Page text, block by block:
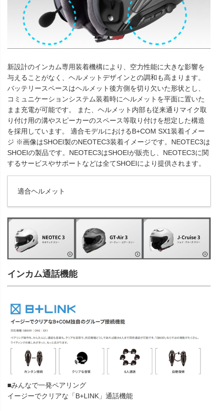
新設計のインカム専用装着機構により、空力性能に大きな影響を
与えることがなく、ヘルメットデザインとの調和も高まります。
バッテリースペースはヘルメット後方側を切り欠いた形状とし、
コミュニケーションシステム装着時にヘルメットを平面に置いた
まま充電が可能です。 また、ヘルメット内部も従来通りマイク取
り付け用の溝やスピーカーのスペース等取り付けを想定した構造
を採用しています。 適合モデルにおけるB+COM SX1装着イメー
ジ ※画像はSHOEI製のNEOTEC3装着イメージです。NEOTEC3は
SHOEIの製品です。NEOTEC3はSHOEIが販売し、NEOTEC3に関
するサービスやサポートなどは全てSHOEIにより提供されます。
適合ヘルメット
インカム通話機能
■みんなで一発ペアリング
イージーでクリアな「B+LINK」通話機能